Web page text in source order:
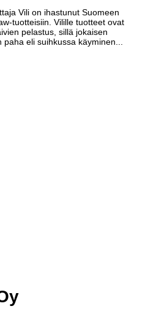
Vili on ihastunut Suomeen
tuotteisiin. Vilille tuotteet ovat
pelastus, sillä jokaisen
eli suihkussa käyminen...